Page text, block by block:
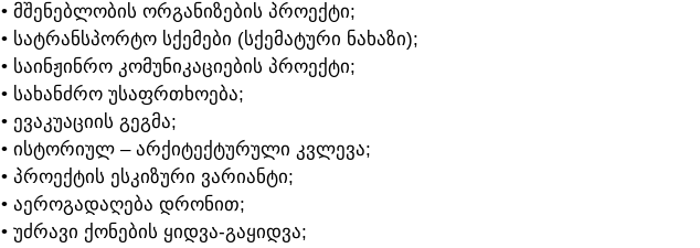
• ᲛᲨᲔᲜᲔᲑᲚᲝᲑᲘᲡ ᲝᲠᲒᲐᲜᲘᲖᲔᲑᲘᲡ ᲞᲠᲝᲔᲥᲢᲘ;
• ᲡᲐᲢᲠᲐᲜᲡᲞᲝᲠᲢᲝ ᲡᲥᲔᲛᲔᲑᲘ (ᲡᲥᲔᲛᲐᲢᲣᲠᲘ ᲜᲐᲮᲐᲖᲘ);
• ᲡᲐᲘᲜᲟᲘᲜᲠᲝ ᲙᲝᲛᲣᲜᲘᲙᲐᲪᲘᲔᲑᲘᲡ ᲞᲠᲝᲔᲥᲢᲘ;
• ᲡᲐᲮᲐᲜᲫᲠᲝ ᲣᲡᲐᲤᲠᲗᲮᲝᲔᲑᲐ;
• ᲔᲕᲐᲙᲣᲐᲪᲘᲘᲡ ᲒᲔᲒᲛᲐ;
• ᲘᲡᲢᲝᲠᲘᲣᲚ – ᲐᲠᲥᲘᲢᲔᲥᲢᲣᲠᲣᲚᲘ ᲙᲕᲚᲔᲕᲐ;
• ᲞᲠᲝᲔᲥᲢᲘᲡ ᲔᲡᲙᲘᲖᲣᲠᲘ ᲕᲐᲠᲘᲐᲜᲢᲘ;
• ᲐᲔᲠᲝᲒᲐᲓᲐᲦᲔᲑᲐ ᲓᲠᲝᲜᲘᲗ;
• ᲣᲫᲠᲐᲕᲘ ᲥᲝᲜᲔᲑᲘᲡ ᲧᲘᲓᲕᲐ-ᲒᲐᲧᲘᲓᲕᲐ;